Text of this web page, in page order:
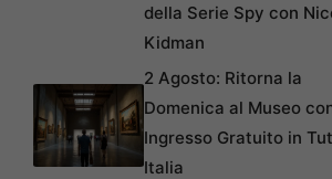
della Serie Spy con
Kidman
2 Agosto: Ritorna la
Domenica al Museo
Ingresso Gratuito in
Italia